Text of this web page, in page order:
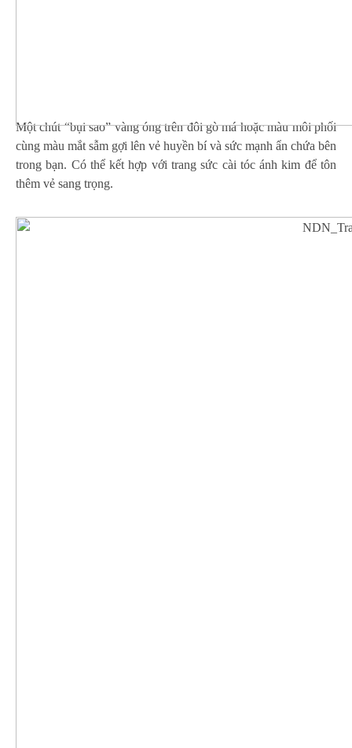
Một chút “bụi sao” vàng óng trên đôi gò má hoặc màu môi phối
cùng màu mắt sẫm gợi lên vẻ huyền bí và sức mạnh ẩn chứa bên
trong bạn. Có thể kết hợp với trang sức cài tóc ánh kim để tôn
thêm vẻ sang trọng.